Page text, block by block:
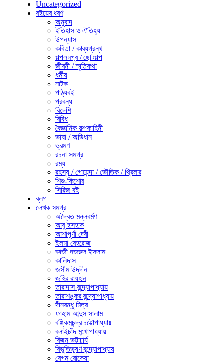
Uncategorized
বইয়ের ধরণ
অনুবাদ
ইতিহাস ও ঐতিহ্য
উপন্যাস
কবিতা / কাব্যগ্রন্থ
গল্পসমগ্র / ছোটগল্প
জীবনী / স্মৃতিকথা
ধর্মীয়
নাটক
পাঠ্যবই
প্রবন্ধ
বিদেশি
বিবিধ
বৈজ্ঞানিক কল্পকাহিনী
ভাষা / অভিধান
ভ্রমণ
রচনা সমগ্র
রম্য
রহস্য / গোয়েন্দা / ভৌতিক / থ্রিলার
শিশু-কিশোর
সিরিজ বই
ব্লগ
লেখক সমগ্র
অদ্বৈত মল্লবর্মণ
আবু ইসহাক
আশাপূর্ণা দেবী
ইলমা বেহরোজ
কাজী নজরুল ইসলাম
কালিদাস
জসীম উদ্‌দীন
জহির রায়হান
তারাদাস বন্দ্যোপাধ্যায়
তারাশঙ্কর বন্দ্যোপাধ্যায়
দীনবন্ধু মিত্র
ফাহাম আব্দুস সালাম
বঙ্কিমচন্দ্র চট্টোপাধ্যায়
বলাইচাঁদ মুখোপাধ্যায়
বিজন ভট্টাচার্য
বিভূতিভূষণ বন্দ্যোপাধ্যায়
বেগম রোকেয়া